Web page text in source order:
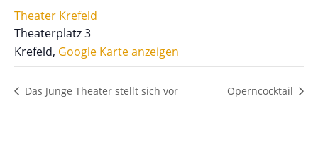
Theater Krefeld
Theaterplatz 3
Krefeld, Google Karte anzeigen
Das Junge Theater stellt sich vor Operncocktail